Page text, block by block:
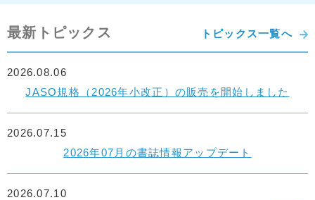
最新トピックス トピックス一覧へ
JASO規格（2026年小改正）の販売を開始しました
2026.08.06
2026年07月の書誌情報アップデート
2026.07.15
2026.07.10